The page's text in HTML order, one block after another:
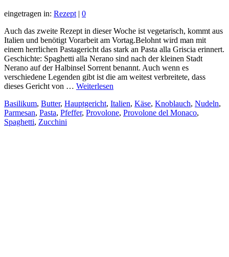
eingetragen in: Rezept | 0
Auch das zweite Rezept in dieser Woche ist vegetarisch, kommt aus
Italien und benötigt Vorarbeit am Vortag.Belohnt wird man mit
einem herrlichen Pastagericht das stark an Pasta alla Griscia erinnert.
Geschichte: Spaghetti alla Nerano sind nach der kleinen Stadt
Nerano auf der Halbinsel Sorrent benannt. Auch wenn es
verschiedene Legenden gibt ist die am weitest verbreitete, dass
dieses Gericht von … Weiterlesen
Basilikum, Butter, Hauptgericht, Italien, Käse, Knoblauch, Nudeln,
Parmesan, Pasta, Pfeffer, Provolone, Provolone del Monaco,
Spaghetti, Zucchini